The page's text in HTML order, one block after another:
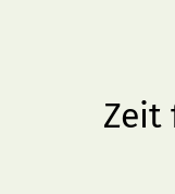
Zeit